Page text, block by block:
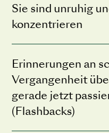
Sie sind unruhig
konzentrieren
Erinnerungen an
Vergangenheit
gerade jetzt
(Flashbacks)